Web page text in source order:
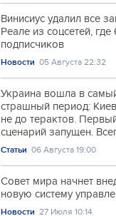
Винисиус удалил все
Реале из соцсетей,
подписчиков
Новости 05 Августа 22:32
Украина вошла в
страшный период:
не до терактов.
сценарий запущен.
Статьи 06 Августа 19:00
Совет мира начнет
новую систему
Новости 27 Июля 10:14